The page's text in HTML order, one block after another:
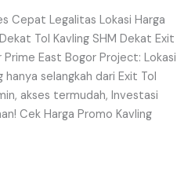
Cepat Legalitas Lokasi Harga
Tol Kavling SHM Dekat Exit
East Bogor Project: Lokasi
hanya selangkah dari Exit Tol
akses termudah, Investasi
Cek Harga Promo Kavling